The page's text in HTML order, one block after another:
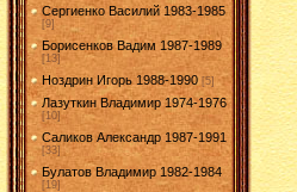
Сергиенко Василий 1983-1985
[9]
Борисенков Вадим 1987-1989
[13]
Ноздрин Игорь 1988-1990 [5]
Лазуткин Владимир 1974-1976
[10]
Саликов Александр 1987-1991
[33]
Булатов Владимир 1982-1984
[19]